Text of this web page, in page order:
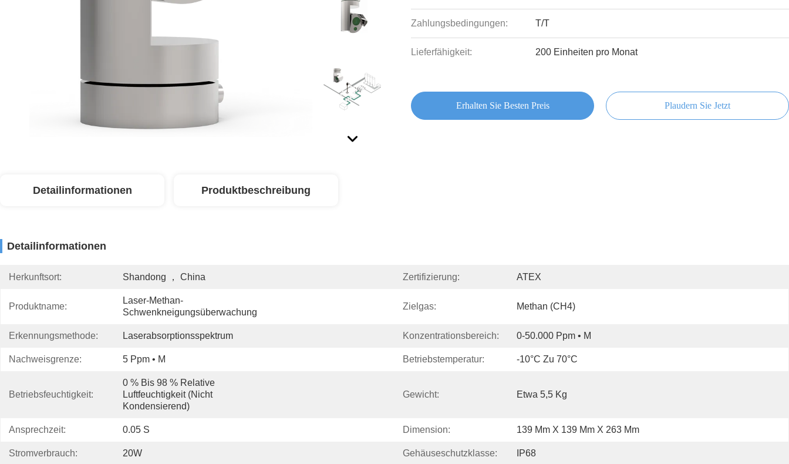
Zahlungsbedingungen: T/T
Lieferfähigkeit: 200 Einheiten pro Monat
Erhalten Sie Besten Preis Plaudern Sie Jetzt
Detailinformationen Produktbeschreibung
Detailinformationen
Herkunftsort: Shandong ， China Zertifizierung: ATEX
Produktname:
Laser-Methan-
Schwenkneigungsüberwachung
Zielgas: Methan (CH4)
Erkennungsmethode: Laserabsorptionsspektrum Konzentrationsbereich: 0-50.000 Ppm • M
Nachweisgrenze: 5 Ppm • M Betriebstemperatur: -10°C Zu 70°C
Betriebsfeuchtigkeit:
0 % Bis 98 % Relative
Luftfeuchtigkeit (nicht
Kondensierend)
Gewicht: Etwa 5,5 Kg
Ansprechzeit: 0.05 S Dimension: 139 Mm X 139 Mm X 263 Mm
Stromverbrauch: 20W Gehäuseschutzklasse: IP68